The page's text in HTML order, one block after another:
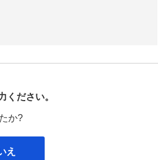
ください。
か?
え